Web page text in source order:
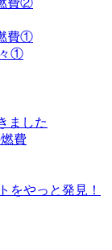
費②
費①
々①
ました
費
をやっと発見！